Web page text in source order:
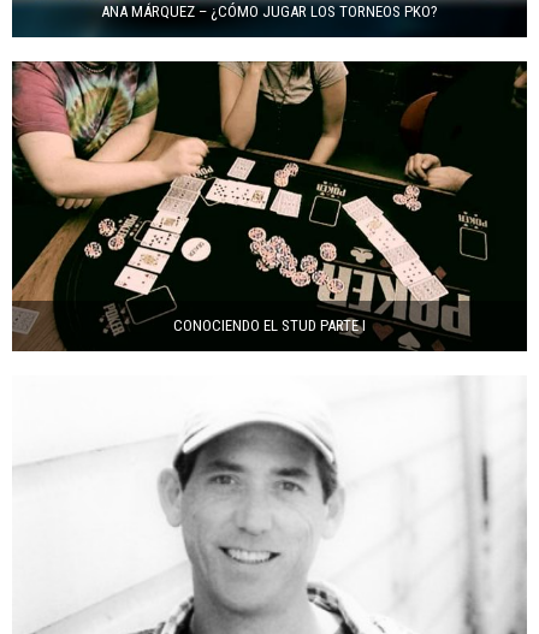
ANA MÁRQUEZ – ¿CÓMO JUGAR LOS TORNEOS PKO?
CONOCIENDO EL STUD PARTE I